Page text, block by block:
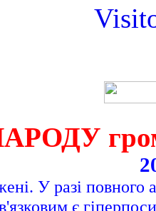
У разі повного
є